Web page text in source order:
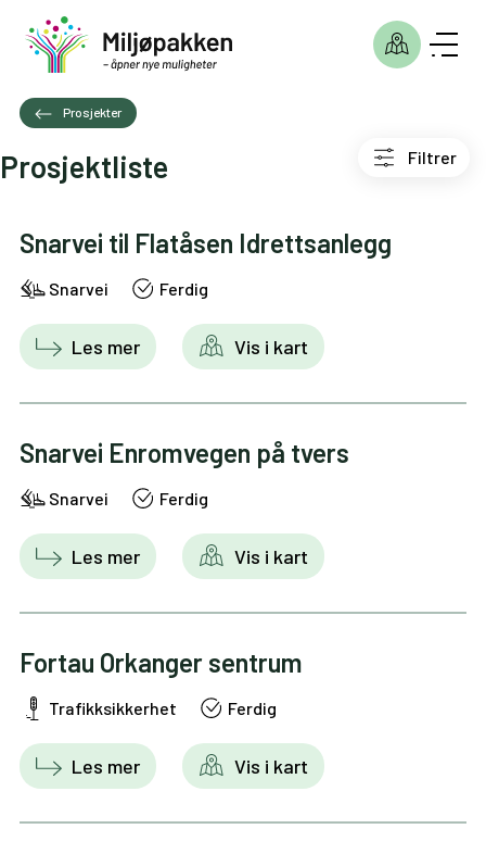
Prosjekter
Prosjektliste Filtrer
Snarvei til Flatåsen Idrettsanlegg
Snarvei Ferdig
Les mer Vis i kart
Snarvei Enromvegen på tvers
Snarvei Ferdig
Les mer Vis i kart
Fortau Orkanger sentrum
Trafikksikkerhet Ferdig
Les mer Vis i kart